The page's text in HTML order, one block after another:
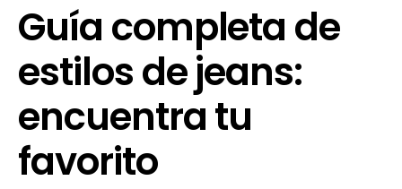
Guía completa de
estilos de jeans:
encuentra tu
favorito